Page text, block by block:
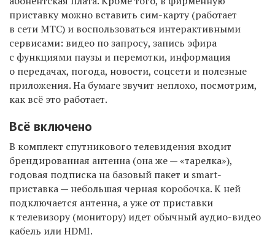
приставку можно вставить сим-карту (работает
в сети МТС) и воспользоваться интерактивными
сервисами: видео по запросу, запись эфира
с функциями паузы и перемотки, информация
о передачах, погода, новости, соцсети и полезные
приложения. На бумаге звучит неплохо, посмотрим,
как всё это работает.
Всё включено
В комплект спутникового телевидения входит
брендированная антенна (она же — «тарелка»),
годовая подписка на базовый пакет и smart-
приставка — небольшая черная коробочка. К ней
подключается антенна, а уже от приставки
к телевизору(монитору) идет обычный аудио-видео
кабель илиHDMI.